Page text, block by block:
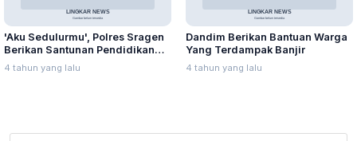
'Aku Sedulurmu', Polres Sragen
Berikan Santunan Pendidikan
Anak Yatim Piatu
4 tahun yang lalu
Dandim Berikan Bantuan Warga
Yang Terdampak Banjir
4 tahun yang lalu